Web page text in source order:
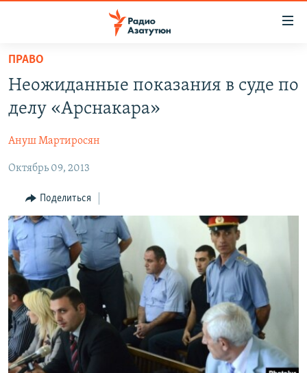
Перейти
основному
содержанию
Перейти
навигации
Перейти
поиску
ПОЛИТИКА
ОБЩЕСТВО
ЭКОНОМИКА
РЕГИОН
НАГОРНЫЙ КАРАБАХ
КУЛЬТУРА
СПОРТ
АРХИВ
Հայերեն
English
ПРАВО
Неожиданные показания в суде по
делу «Арснакара»
Ануш Мартиросян
Октябрь 09, 2013
Поделиться